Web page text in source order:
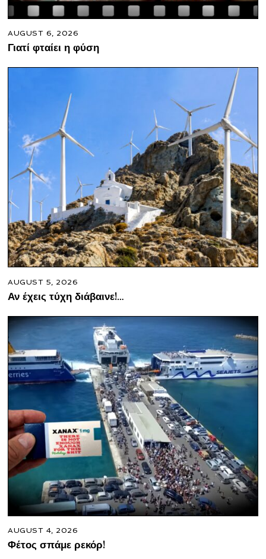
AUGUST 6, 2026
Γιατί φταίει η φύση
AUGUST 5, 2026
Αν έχεις τύχη διάβαινε!…
AUGUST 4, 2026
Φέτος σπάμε ρεκόρ!